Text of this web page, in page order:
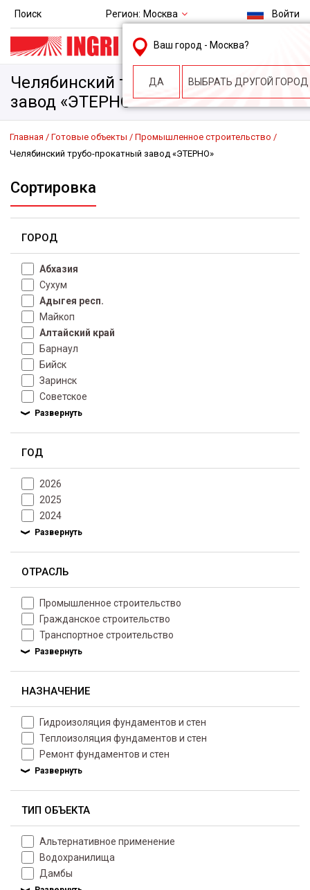
Поиск Регион: Москва
Ваш город - Москва?
ДА ВЫБРАТЬ ДРУГОЙ ГОРОД
Войти
msk@ingri.ru
пн. – пт.: 9.00-18.00
Челябинский трубо-прокатный
завод «ЭТЕРНО»
Главная Готовые объекты
Промышленное строительство
Челябинский трубо-прокатный завод «ЭТЕРНО»
Сортировка
ГОРОД
Абхазия
Сухум
Адыгея респ.
Майкоп
Алтайский край
Барнаул
Бийск
Заринск
Советское
ГОД
2026
2025
2024
ОТРАСЛЬ
Промышленное строительство
Гражданское строительство
Транспортное строительство
НАЗНАЧЕНИЕ
Гидроизоляция фундаментов и стен
Теплоизоляция фундаментов и стен
Ремонт фундаментов и стен
ТИП ОБЪЕКТА
Альтернативное применение
Водохранилища
Дамбы